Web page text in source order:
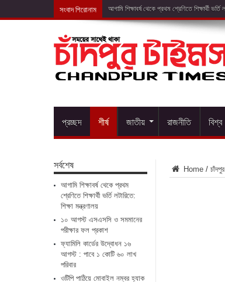
সংবাদ শিরোনাম ১০ আগস্ট
প্রচ্ছদ শীর্ষ জাতীয় রাজনীতি বিশ্ব
Home / চাঁদপুর
সর্বশেষ
আগামি শিক্ষাবর্ষ থেকে প্রথম
শ্রেণিতে শিক্ষার্থী ভর্তি লটারিতে:
শিক্ষা মন্ত্রণালয়
১০ আগস্ট এসএসসি ও সমমানের
পরীক্ষার ফল প্রকাশ
ফ্যামিলি কার্ডের উদ্বোধন ১৬
আগস্ট : পাবে ১ কোটি ৬০ লাখ
পরিবার
ওটিপি পাঠিয়ে মোবাইল নম্বর হ্যাক